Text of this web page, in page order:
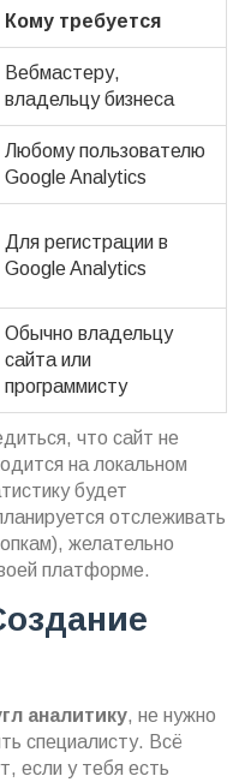
Кому требуется
Вебмастеру,
владельцу бизнеса
Любому пользователю
Google Analytics
Для регистрации в
Google Analytics
Обычно владельцу
сайта или
программисту
что сайт не
на локальном
будет
отслеживать
желательно
платформе.
аналитику, не нужно
специалисту. Всё
если у тебя есть